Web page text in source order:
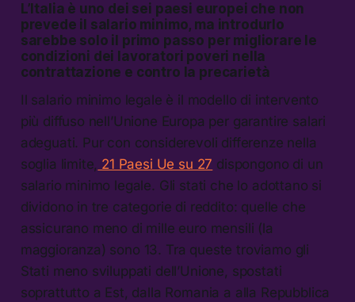
L’Italia è uno dei sei paesi europei che non
prevede il salario minimo, ma introdurlo
sarebbe solo il primo passo per migliorare le
condizioni dei lavoratori poveri nella
contrattazione e contro la precarietà
Il salario minimo legale è il modello di intervento
più diffuso nell’Unione Europa per garantire salari
adeguati. Pur con considerevoli differenze nella
soglia limite, 21 Paesi Ue su 27 dispongono di un
salario minimo legale. Gli stati che lo adottano si
dividono in tre categorie di reddito: quelle che
assicurano meno di mille euro mensili (la
maggioranza) sono 13. Tra queste troviamo gli
Stati meno sviluppati dell’Unione, spostati
soprattutto a Est, dalla Romania a alla Repubblica